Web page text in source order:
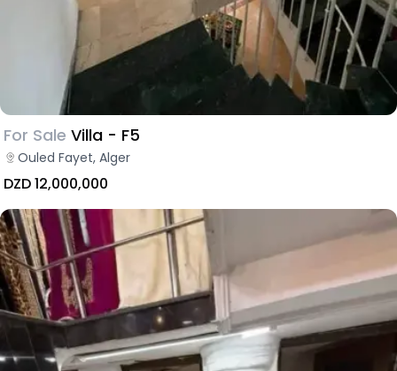
For Sale Villa - F5
Ouled Fayet, Alger
DZD 12,000,000